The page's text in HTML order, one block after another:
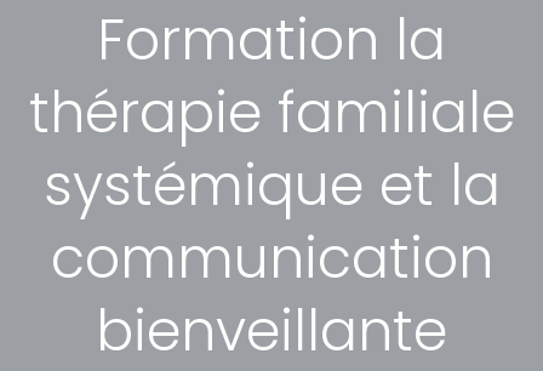
Formation la
thérapie familiale
systémique et la
communication
bienveillante